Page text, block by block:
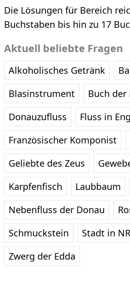
Die Lösungen für Bereich
Buchstaben bis hin zu 17
Aktuell beliebte Fragen
Alkoholisches Getränk
Blasinstrument
Buch der
Donauzufluss
Fluss in
Französischer Komponist
Geliebte des Zeus
Karpfenfisch
Laubbaum
Nebenfluss der Donau
Schmuckstein
Stadt in
Zwerg der Edda